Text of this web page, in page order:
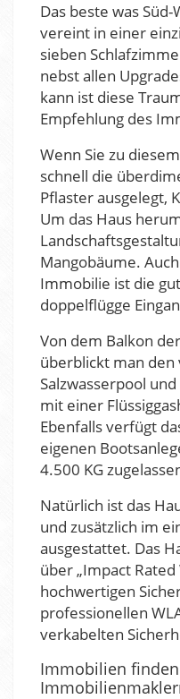
Das beste was
vereint in einer
sieben
nebst allen
kann ist diese
Empfehlung des
Wenn Sie zu
schnell die
Pflaster ausgelegt,
Um das Haus
Mangobäume.
Immobilie ist die
doppelflügge
Von dem Balkon
überblickt man
Salzwasserpool
mit einer
Ebenfalls verfügt
eigenen
4.500 KG
Natürlich ist das
und zusätzlich im
ausgestattet. Das
über „Impact
hochwertigen
professionellen
verkabelten
Immobilien